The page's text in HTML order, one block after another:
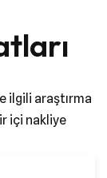
ilgili araştırma
içi nakliye